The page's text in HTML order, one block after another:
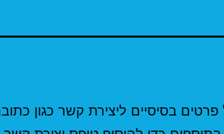
בסיסיים ליצירת קשר כגון